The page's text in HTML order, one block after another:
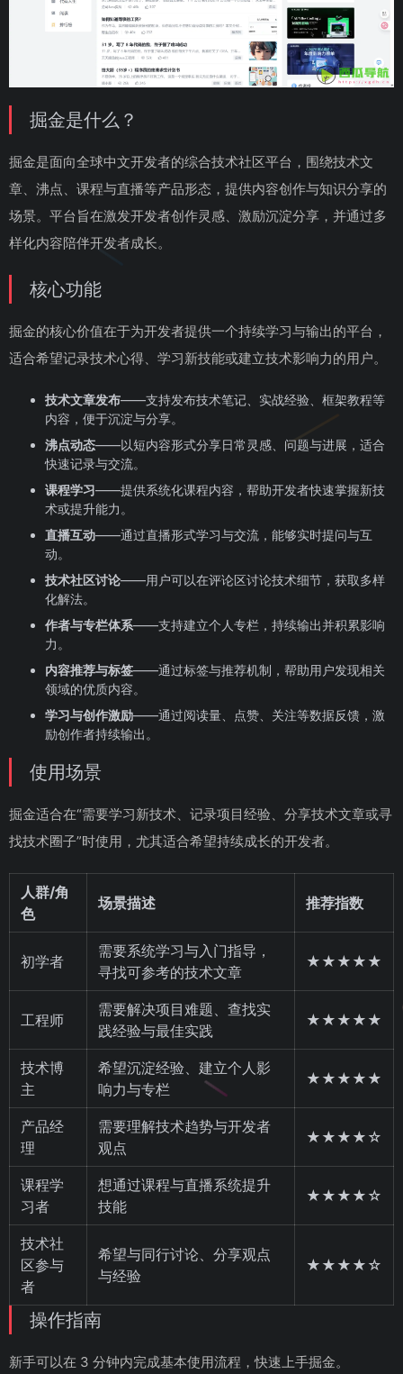
掘金是什么？
掘金是面向全球中文开发者的综合技术社区平台，围绕技术文
章、沸点、课程与直播等产品形态，提供内容创作与知识分享的
场景。平台旨在激发开发者创作灵感、激励沉淀分享，并通过多
样化内容陪伴开发者成长。
核心功能
掘金的核心价值在于为开发者提供一个持续学习与输出的平台，
适合希望记录技术心得、学习新技能或建立技术影响力的用户。
技术文章发布——支持发布技术笔记、实战经验、框架教程等
内容，便于沉淀与分享。
沸点动态——以短内容形式分享日常灵感、问题与进展，适合
快速记录与交流。
课程学习——提供系统化课程内容，帮助开发者快速掌握新技
术或提升能力。
直播互动——通过直播形式学习与交流，能够实时提问与互
动。
技术社区讨论——用户可以在评论区讨论技术细节，获取多样
化解法。
作者与专栏体系——支持建立个人专栏，持续输出并积累影响
力。
内容推荐与标签——通过标签与推荐机制，帮助用户发现相关
领域的优质内容。
学习与创作激励——通过阅读量、点赞、关注等数据反馈，激
励创作者持续输出。
使用场景
掘金适合在“需要学习新技术、记录项目经验、分享技术文章或寻
找技术圈子”时使用，尤其适合希望持续成长的开发者。
人群/角
色
场景描述 推荐指数
初学者
需要系统学习与入门指导，
寻找可参考的技术文章
★★★★★
工程师
需要解决项目难题、查找实
践经验与最佳实践
★★★★★
技术博
主
希望沉淀经验、建立个人影
响力与专栏
★★★★★
产品经
理
需要理解技术趋势与开发者
观点
★★★★☆
课程学
习者
想通过课程与直播系统提升
技能
★★★★☆
技术社
区参与
者
希望与同行讨论、分享观点
与经验
★★★★☆
操作指南
新手可以在 3 分钟内完成基本使用流程，快速上手掘金。